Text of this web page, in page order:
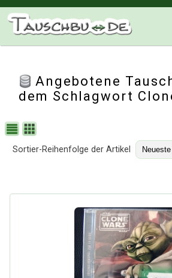
Angebotene
dem Schlagwort
Sortier-Reihenfolge der Artikel